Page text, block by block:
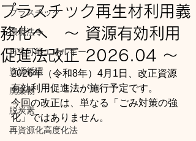
プラスチック
環境法令
再生可能エネルギー
資源循環
廃棄物
脱炭素
再資源化高度化法
プラスチック再生材利用義
務化へ ～ 資源有効利用
促進法改正 2026.04 ～
2026年（令和8年）4月1日、改正資源
有効利用促進法が施行予定です。
今回の改正は、単なる「ごみ対策の強
化」ではありません。